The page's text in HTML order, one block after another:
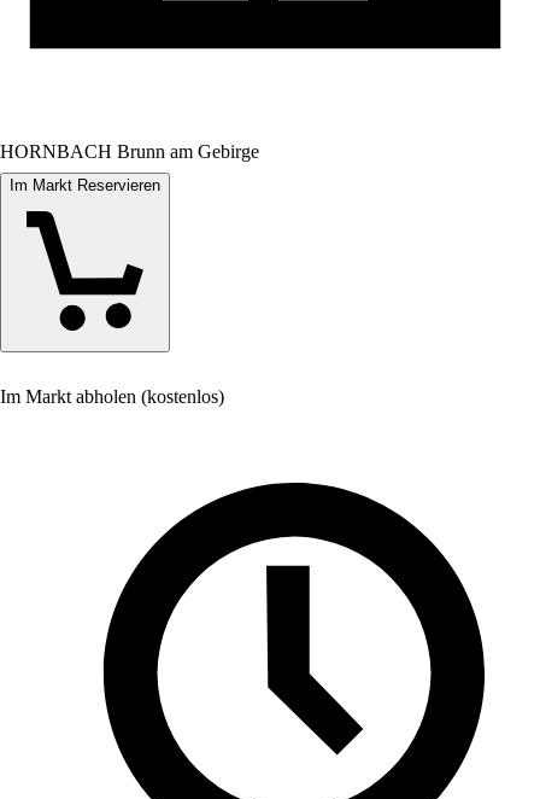
HORNBACH Brunn am Gebirge
Im Markt Reservieren
Im Markt abholen (kostenlos)